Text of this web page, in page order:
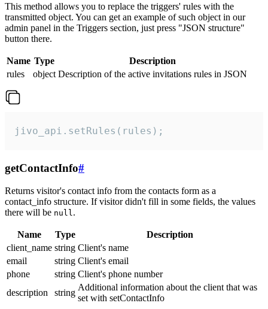
This method allows you to replace the triggers' rules with the
transmitted object. You can get an example of such object in our
admin panel in the Triggers section, just press "JSON structure"
button there.
Name Type
Description
rules
object Description of the active invitations rules in JSON
jivo_api.setRules(rules);
getContactInfo#
Returns visitor's contact info from the contacts form as a
contact_info structure. If visitor didn't fill in some fields, the values
there will be null.
Name Type
Description
client_name string Client's name
email
string Client's email
phone
string Client's phone number
description
string
Additional information about the client that was
set with setContactInfo